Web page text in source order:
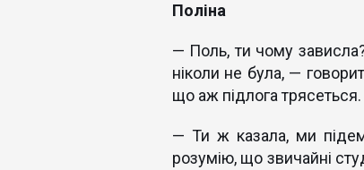
Поліна
— Поль, ти чому
ніколи не була, —
що аж підлога трясеться.
— Ти ж казала, ми
розумію, що звичайні